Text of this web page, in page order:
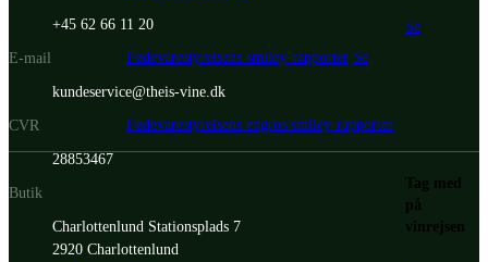
+45 62 66 11 20
E-mail
kundeservice@theis-vine.dk
CVR
28853467
Butik
Charlottenlund Stationsplads 7
2920 Charlottenlund
Se
Fødevarestyrelsens smiley-rapporter Se
Fødevarestyrelsens engros smiley-rapporter
Tag med
på
vinrejsen